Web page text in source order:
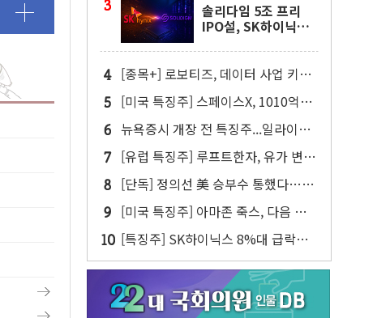
솔리다임 5조 프리
IPO설, SK하이닉스
[종목+] 로보티즈, 데이터 사업 키운
다…내년 '데이터 팩토리' 가동
[미국 특징주] 스페이스X, 1010억달
러 락업 해제 앞두고 주가 압박 가중
뉴욕증시 개장 전 특징주...일라이릴
리·아리스타네트웍스·디즈니↑ VS
써클·AMD·핀터레스트↓
[유럽 특징주] 루프트한자, 유가 변동
성에 연간 실적 전망 낮춰
[단독] 정의선 美 승부수 통했다…메
타플랜트 2교대 가동
[미국 특징주] 아마존 죽스, 다음 주
라스베이거스에서 유료 로보택시 운
행 시작
[특징주] SK하이닉스 8%대 급락…
주주환원·솔리다임 이슈 부각